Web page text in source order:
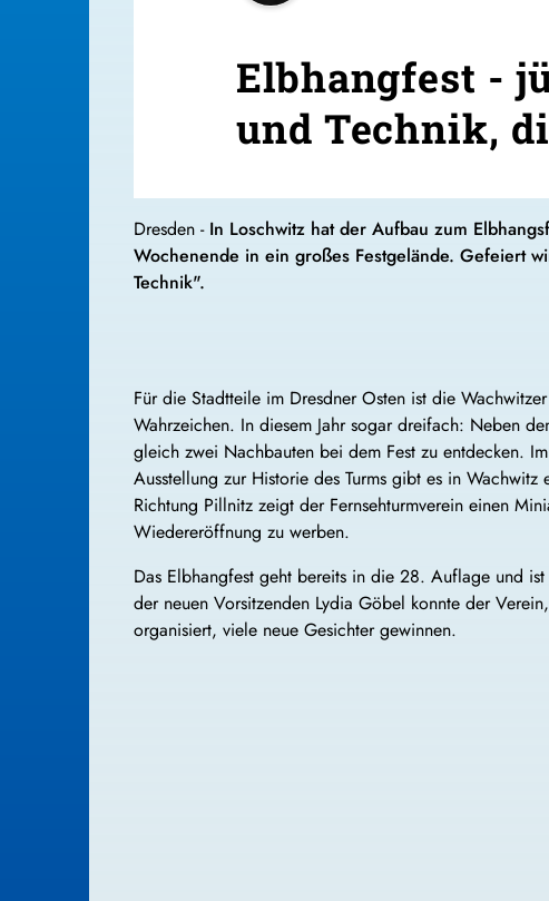
Elbhangfest -
und Technik,
Dresden - In Loschwitz hat der Aufbau zum
Wochenende in ein großes Festgelände. Gefeiert
Technik".
Für die Stadtteile im Dresdner Osten ist die
Wahrzeichen. In diesem Jahr sogar dreifach: Neben
gleich zwei Nachbauten bei dem Fest zu entdecken.
Ausstellung zur Historie des Turms gibt es in
Richtung Pillnitz zeigt der Fernsehturmverein einen
Wiedereröffnung zu werben.
Das Elbhangfest geht bereits in die 28. Auflage und
der neuen Vorsitzenden Lydia Göbel konnte der
organisiert, viele neue Gesichter gewinnen.